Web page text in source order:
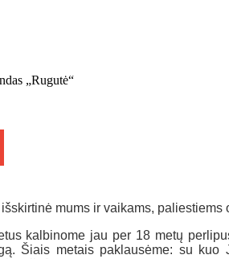
„Rugutė“
mums ir vaikams,
kalbinome jau per 18 metų
Šiais metais paklausėme: su